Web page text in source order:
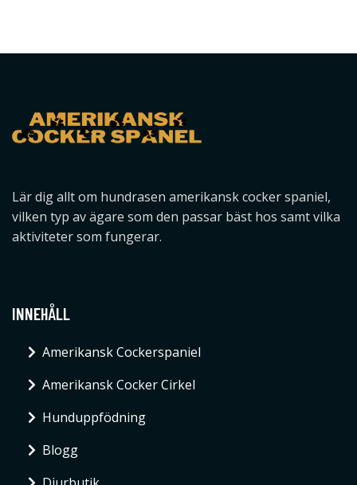
Lär dig allt om hundrasen amerikansk cocker spaniel,
vilken typ av ägare som den passar bäst hos samt vilka
aktiviteter som fungerar.
INNEHÅLL
Amerikansk Cockerspaniel
Amerikansk Cocker Cirkel
Hunduppfödning
Blogg